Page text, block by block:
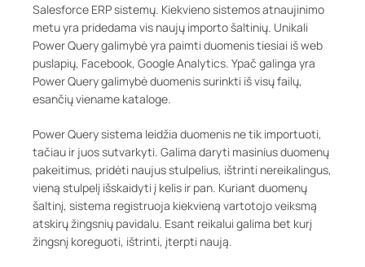
Salesforce ERP sistemų. Kiekvieno sistemos atnaujinimo
metu yra pridedama vis naujų importo šaltinių. Unikali
Power Query galimybė yra paimti duomenis tiesiai iš web
puslapių, Facebook, Google Analytics. Ypač galinga yra
Power Query galimybė duomenis surinkti iš visų failų,
esančių viename kataloge.
Power Query sistema leidžia duomenis ne tik importuoti,
tačiau ir juos sutvarkyti. Galima daryti masinius duomenų
pakeitimus, pridėti naujus stulpelius, ištrinti nereikalingus,
vieną stulpelį išskaidyti į kelis ir pan. Kuriant duomenų
šaltinį, sistema registruoja kiekvieną vartotojo veiksmą
atskirų žingsnių pavidalu. Esant reikalui galima bet kurį
žingsnį koreguoti, ištrinti, įterpti naują.